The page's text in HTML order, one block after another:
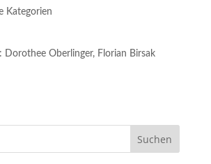
Kategorien
Dorothee Oberlinger, Florian Birsak